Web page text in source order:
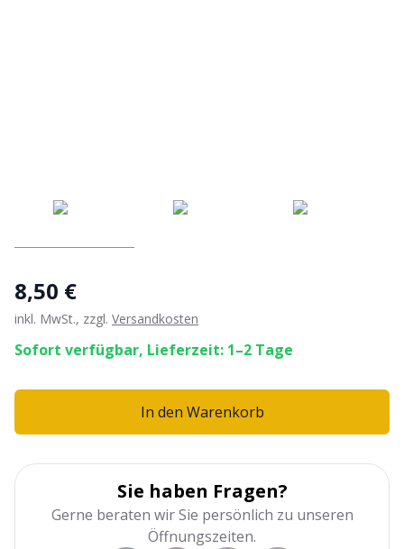
8,50 €
inkl. MwSt., zzgl. Versandkosten
Sofort verfügbar, Lieferzeit: 1–2 Tage
In den Warenkorb
Sie haben Fragen?
Gerne beraten wir Sie persönlich zu unseren
Öffnungszeiten.